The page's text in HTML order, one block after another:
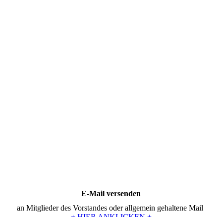
E-Mail versenden
an Mitglieder des Vorstandes oder allgemein gehaltene Mail